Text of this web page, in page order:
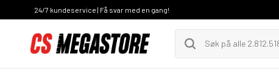
24/7 kundeservice | Få svar med en gang!